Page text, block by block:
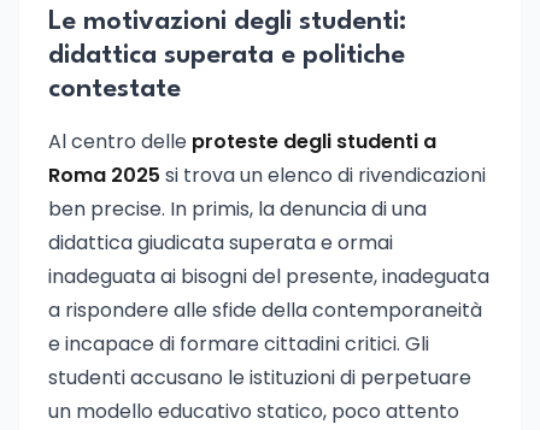
Le motivazioni degli studenti:
didattica superata e politiche
contestate
Al centro delle proteste degli studenti a
Roma 2025 si trova un elenco di rivendicazioni
ben precise. In primis, la denuncia di una
didattica giudicata superata e ormai
inadeguata ai bisogni del presente, inadeguata
a rispondere alle sfide della contemporaneità
e incapace di formare cittadini critici. Gli
studenti accusano le istituzioni di perpetuare
un modello educativo statico, poco attento